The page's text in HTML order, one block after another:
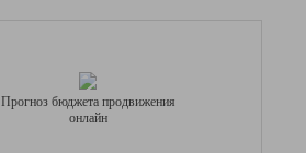
Прогноз бюджета продвижения
онлайн